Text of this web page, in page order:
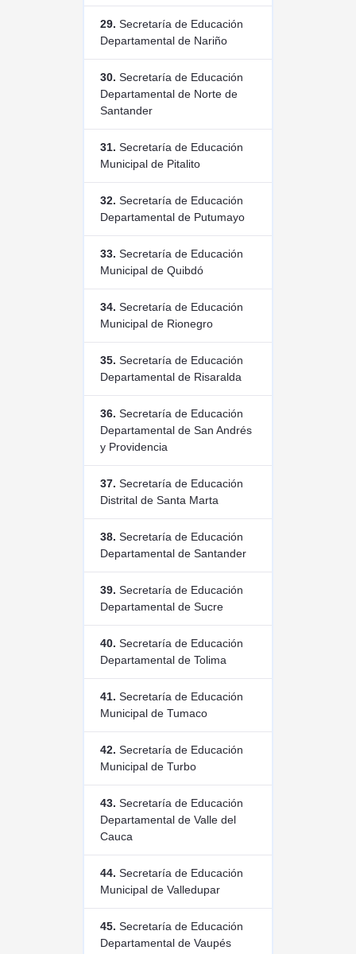
29. Secretaría de Educación
Departamental de Nariño
30. Secretaría de Educación
Departamental de Norte de
Santander
31. Secretaría de Educación
Municipal de Pitalito
32. Secretaría de Educación
Departamental de Putumayo
33. Secretaría de Educación
Municipal de Quibdó
34. Secretaría de Educación
Municipal de Rionegro
35. Secretaría de Educación
Departamental de Risaralda
36. Secretaría de Educación
Departamental de San Andrés
y Providencia
37. Secretaría de Educación
Distrital de Santa Marta
38. Secretaría de Educación
Departamental de Santander
39. Secretaría de Educación
Departamental de Sucre
40. Secretaría de Educación
Departamental de Tolima
41. Secretaría de Educación
Municipal de Tumaco
42. Secretaría de Educación
Municipal de Turbo
43. Secretaría de Educación
Departamental de Valle del
Cauca
44. Secretaría de Educación
Municipal de Valledupar
45. Secretaría de Educación
Departamental de Vaupés